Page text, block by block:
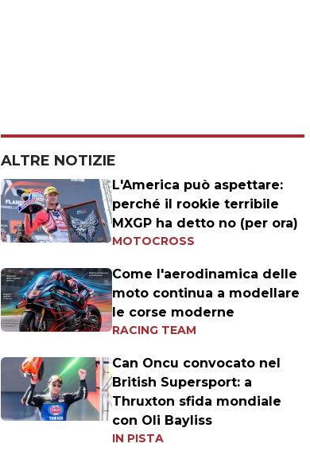
ALTRE NOTIZIE
L'America può aspettare:
perché il rookie terribile
MXGP ha detto no (per ora)
MOTOCROSS
Come l'aerodinamica delle
moto continua a modellare
le corse moderne
RACING TEAM
Can Oncu convocato nel
British Supersport: a
Thruxton sfida mondiale
con Oli Bayliss
IN PISTA